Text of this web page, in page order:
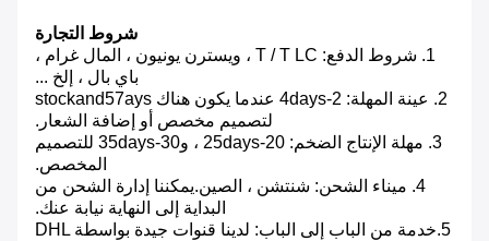
شروط التجارة
1. شروط الدفع: T / T LC ، ويسترن يونيون ، المال غرام ،
باي بال ، إلخ ...
2. عينة المهلة: 2-4days عندما يكون هناك stockand57ays
لتصميم مخصص أو إضافة الشعار.
3. مهلة الإنتاج الضخم: 20-25days ، و30-35days للتصميم
المخصص.
4. ميناء الشحن: شنتشن ، الصين.يمكننا إدارة الشحن من
البداية إلى النهاية نيابة عنك.
5.خدمة من الباب إلى الباب: لدينا قنوات جيدة بواسطة DHL